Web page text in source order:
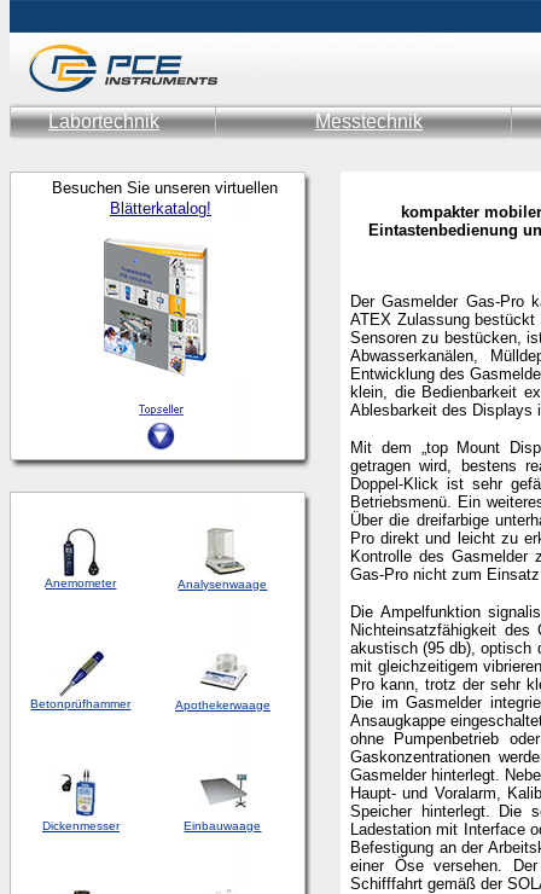
Labortechnik Messtechnik
Besuchen Sie unseren virtuellen
Blätterkatalog!
Anemometer Analysenwaage
Betonprüfhammer Apothekerwaage
Dickenmesser Einbauwaage
kompakter
Eintastenbedienung
Der Gasmelder Gas-Pro
ATEX Zulassung
Sensoren zu bestücken,
Abwasserkanälen,
Entwicklung des
klein, die Bedienbarkeit
Ablesbarkeit des Displays
Mit dem „top Mount
getragen wird, bestens
Doppel-Klick ist sehr
Betriebsmenü. Ein
Über die dreifarbige
Pro direkt und leicht zu
Kontrolle des Gasmelder
Gas-Pro nicht zum
Die Ampelfunktion
Nichteinsatzfähigkeit des
akustisch (95 db), optisch
mit gleichzeitigem
Pro kann, trotz der sehr
Die im Gasmelder
Ansaugkappe
ohne Pumpenbetrieb
Gaskonzentrationen
Gasmelder hinterlegt.
Haupt- und Voralarm,
Speicher hinterlegt. Die
Ladestation mit Interface
Befestigung an der
einer Öse versehen.
Schifffahrt gemäß der